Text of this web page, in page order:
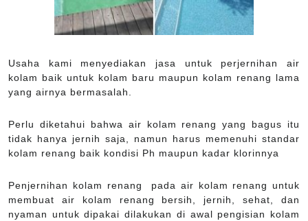
Usaha kami menyediakan jasa untuk perjernihan air
kolam baik untuk kolam baru maupun kolam renang lama
yang airnya bermasalah.
Perlu diketahui bahwa air kolam renang yang bagus itu
tidak hanya jernih saja, namun harus memenuhi standar
kolam renang baik kondisi Ph maupun kadar klorinnya
Penjernihan kolam renang pada air kolam renang untuk
membuat air kolam renang bersih, jernih, sehat, dan
nyaman untuk dipakai dilakukan di awal pengisian kolam